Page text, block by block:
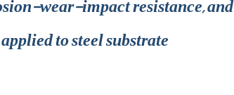
to steel substrate